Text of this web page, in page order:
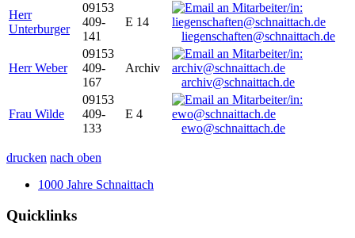
Herr
Unterburger
09153
409-
141
E 14
liegenschaften@schnaittach.de
Herr Weber
09153
409-
167
Archiv
archiv@schnaittach.de
Frau Wilde
09153
409-
133
E 4
ewo@schnaittach.de
drucken nach oben
1000 Jahre Schnaittach
Quicklinks